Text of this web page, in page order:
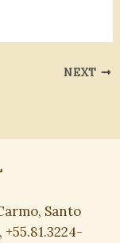
NEXT
Santo